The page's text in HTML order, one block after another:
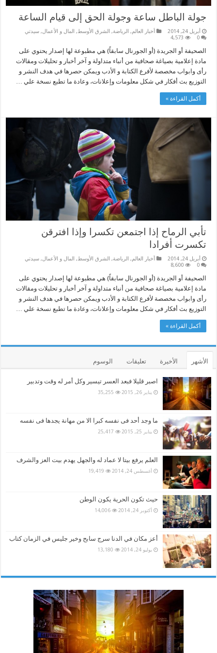
جولة الباطل ساعة وجولة الحق إلى قيام الساعة
أبريل 24, 2014 أخبار العالم, الرياضة, الشرق الأوسط, المال و الأعمال,سيدتي
0
4,573
الصحيفة أو الجريدة (أو الجورنال سابقاً) هي مطبوعة لها إصدار يحتوي على
مادة إعلامية بصياغة صحافية من أنباء متداولة و آخر أخبار و تحليلات ومقالات
رأى وابواب مخصصة لأفرع الكتابة و الأدب ويمكن حصرها في هدف النشر و
التوزيع بث أفكار في شكل معلومات وإعلانات، وعادة ما تطبع نسخة علي …
أكمل القراءة »
تأبي الرماح إذا اجتمعن تكسرا وإذا افترقن
تكسرت أفرادا
أبريل 24, 2014 أخبار العالم, الرياضة, الشرق الأوسط, المال و الأعمال,سيدتي
0
8,600
الصحيفة أو الجريدة (أو الجورنال سابقاً) هي مطبوعة لها إصدار يحتوي على
مادة إعلامية بصياغة صحافية من أنباء متداولة و آخر أخبار و تحليلات ومقالات
رأى وابواب مخصصة لأفرع الكتابة و الأدب ويمكن حصرها في هدف النشر و
التوزيع بث أفكار في شكل معلومات وإعلانات، وعادة ما تطبع نسخة علي …
أكمل القراءة »
الأشهر الأخيرة تعليقات الوسوم
اصبر قليلا فبعد العسر تيسير وكل أمر له وقت وتدبير
يناير 26, 2015 35,255
ما وجد أحد فى نفسه كبرا الا من مهانة يجدها فى نفسه
يناير 25, 2015 25,417
العلم يرفع بيتا لا عماد له والجهل يهدم بيت العز والشرف
أغسطس 24, 2014 19,419
حيث تكون الحرية يكون الوطن
أكتوبر 24, 2014 14,006
أعز مكان في الدنا سرج سابح وخير جليس في الزمان كتاب
يوليو 24, 2014 13,180